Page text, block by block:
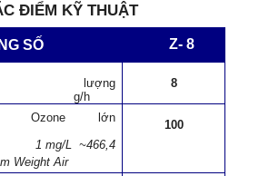
ĐIỂM KỸ THUẬT
SỐ Z- 8
lượng
g/h
8
Ozone lớn
1 mg/L ~466,4
Weight Air
100